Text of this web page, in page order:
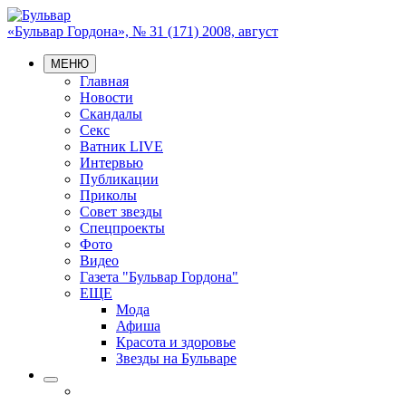
«Бульвар Гордона», № 31 (171) 2008, август
МЕНЮ
Главная
Новости
Скандалы
Секс
Ватник LIVE
Интервью
Публикации
Приколы
Совет звезды
Спецпроекты
Фото
Видео
Газета "Бульвар Гордона"
ЕЩЕ
Мода
Афиша
Красота и здоровье
Звезды на Бульваре